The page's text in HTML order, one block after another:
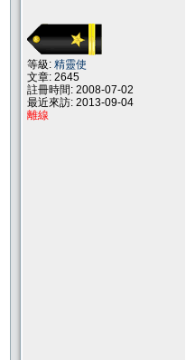
等級: 精靈使
文章: 2645
註冊時間: 2008-07-02
最近來訪: 2013-09-04
離線